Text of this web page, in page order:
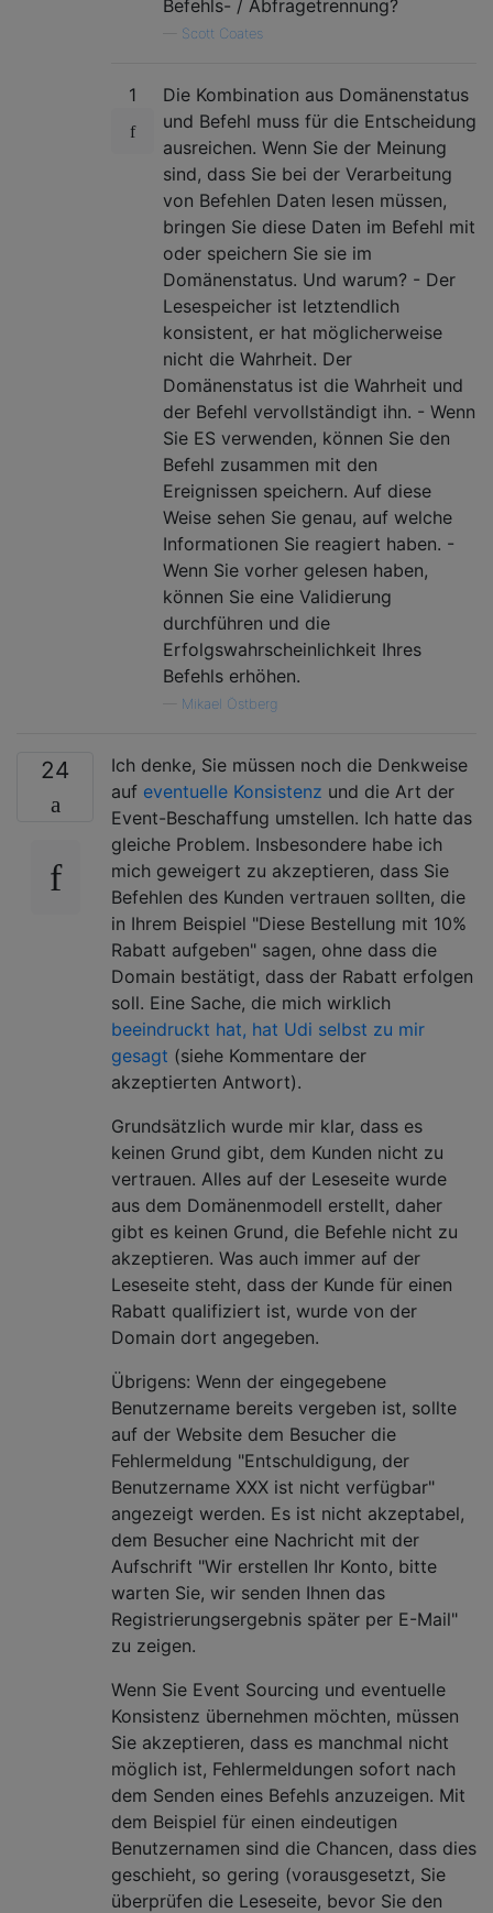
Befehls- / Abfragetrennung?
Scott Coates
1
Die Kombination aus Domänenstatus
und Befehl muss für die Entscheidung
ausreichen. Wenn Sie der Meinung
sind, dass Sie bei der Verarbeitung
von Befehlen Daten lesen müssen,
bringen Sie diese Daten im Befehl mit
oder speichern Sie sie im
Domänenstatus. Und warum? - Der
Lesespeicher ist letztendlich
konsistent, er hat möglicherweise
nicht die Wahrheit. Der
Domänenstatus ist die Wahrheit und
der Befehl vervollständigt ihn. - Wenn
Sie ES verwenden, können Sie den
Befehl zusammen mit den
Ereignissen speichern. Auf diese
Weise sehen Sie genau, auf welche
Informationen Sie reagiert haben. -
Wenn Sie vorher gelesen haben,
können Sie eine Validierung
durchführen und die
Erfolgswahrscheinlichkeit Ihres
Befehls erhöhen.
Mikael Östberg
24
Ich denke, Sie müssen noch die Denkweise
auf eventuelle Konsistenz und die Art der
Event-Beschaffung umstellen. Ich hatte das
gleiche Problem. Insbesondere habe ich
mich geweigert zu akzeptieren, dass Sie
Befehlen des Kunden vertrauen sollten, die
in Ihrem Beispiel "Diese Bestellung mit 10%
Rabatt aufgeben" sagen, ohne dass die
Domain bestätigt, dass der Rabatt erfolgen
soll. Eine Sache, die mich wirklich
beeindruckt hat, hat Udi selbst zu mir
gesagt (siehe Kommentare der
akzeptierten Antwort).
Grundsätzlich wurde mir klar, dass es
keinen Grund gibt, dem Kunden nicht zu
vertrauen. Alles auf der Leseseite wurde
aus dem Domänenmodell erstellt, daher
gibt es keinen Grund, die Befehle nicht zu
akzeptieren. Was auch immer auf der
Leseseite steht, dass der Kunde für einen
Rabatt qualifiziert ist, wurde von der
Domain dort angegeben.
Übrigens: Wenn der eingegebene
Benutzername bereits vergeben ist, sollte
auf der Website dem Besucher die
Fehlermeldung "Entschuldigung, der
Benutzername XXX ist nicht verfügbar"
angezeigt werden. Es ist nicht akzeptabel,
dem Besucher eine Nachricht mit der
Aufschrift "Wir erstellen Ihr Konto, bitte
warten Sie, wir senden Ihnen das
Registrierungsergebnis später per E-Mail"
zu zeigen.
Wenn Sie Event Sourcing und eventuelle
Konsistenz übernehmen möchten, müssen
Sie akzeptieren, dass es manchmal nicht
möglich ist, Fehlermeldungen sofort nach
dem Senden eines Befehls anzuzeigen. Mit
dem Beispiel für einen eindeutigen
Benutzernamen sind die Chancen, dass dies
geschieht, so gering (vorausgesetzt, Sie
überprüfen die Leseseite, bevor Sie den